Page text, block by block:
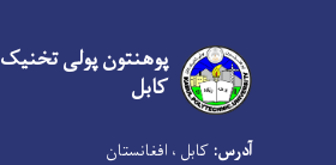
پوهنتون پولی تخنیک
کابل
آدرس: کابل ، افغانستان